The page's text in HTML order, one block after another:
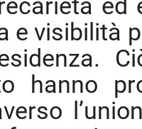
ed
e visibilità
hanno